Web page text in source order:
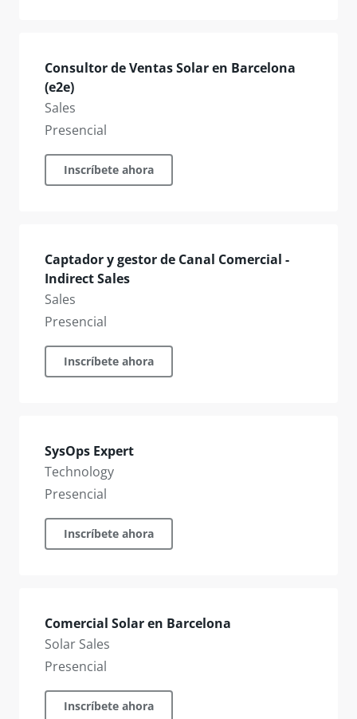
Consultor de Ventas Solar en Barcelona
(e2e)
Sales
Presencial
Inscríbete ahora
Captador y gestor de Canal Comercial -
Indirect Sales
Sales
Presencial
Inscríbete ahora
SysOps Expert
Technology
Presencial
Inscríbete ahora
Comercial Solar en Barcelona
Solar Sales
Presencial
Inscríbete ahora